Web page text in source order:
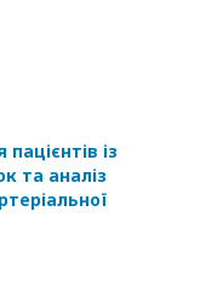
із
та аналіз